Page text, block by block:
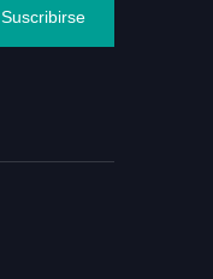
Suscribirse